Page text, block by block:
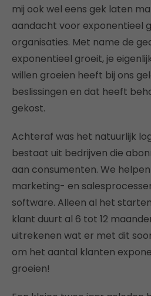
mij ook wel eens gek laten
aandacht voor exponentieel
organisaties. Met name de
exponentieel groeit, je
willen groeien heeft bij ons
beslissingen en dat heeft
gekost.
Achteraf was het natuurlijk
bestaat uit bedrijven die
aan consumenten. We
marketing- en
software. Alleen al het
klant duurt al 6 tot 12
uitrekenen wat er met dit
om het aantal klanten
groeien!